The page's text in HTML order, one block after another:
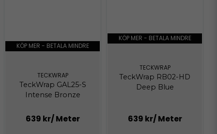
KÖP MER - BETALA MINDRE
TECKWRAP
TeckWrap GAL25-S
Intense Bronze
639 kr/ Meter
KÖP MER - BETALA MINDRE
TECKWRAP
TeckWrap RB02-HD
Deep Blue
639 kr/ Meter